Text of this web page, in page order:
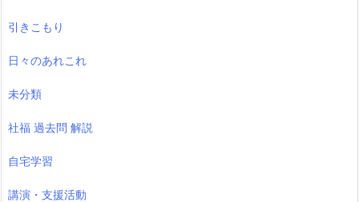
引きこもり
日々のあれこれ
未分類
社福 過去問 解説
自宅学習
講演・支援活動